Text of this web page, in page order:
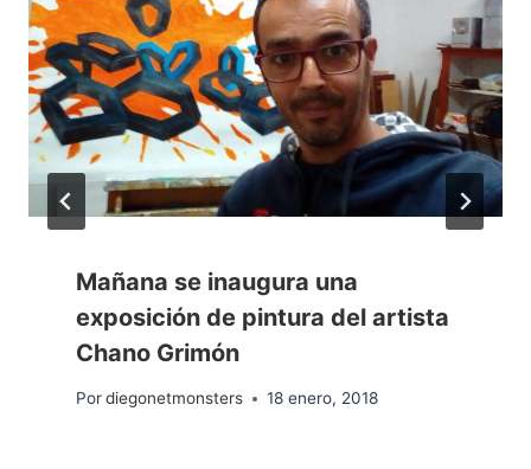
Mañana se inaugura una
exposición de pintura del artista
Chano Grimón
Pordiegonetmonsters 18 enero, 2018